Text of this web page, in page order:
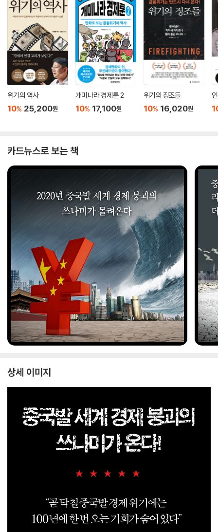
위기의 역사
10% 25,200원
개미나라 경제툰 2
10% 17,100원
위기의 징조들
10% 16,020원
카드뉴스로 보는 책
상세 이미지